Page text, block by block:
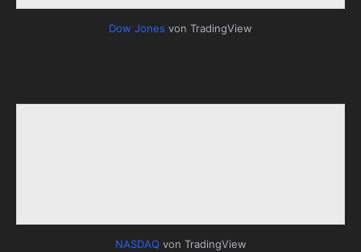
Dow Jones von TradingView
NASDAQ von TradingView